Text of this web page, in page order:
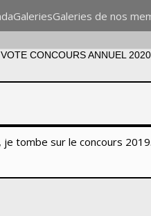
GaleriesGaleries de nos
VOTE CONCOURS ANNUEL
tombe sur le concours